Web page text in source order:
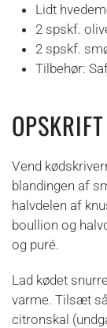
Lidt
2 spskf.
2 spskf.
Tilbehør:
OPSKRIFT
Vend
blandingen af
halvdelen af
boullion og
og puré.
Lad kødet
varme. Tilsæt
citronskal